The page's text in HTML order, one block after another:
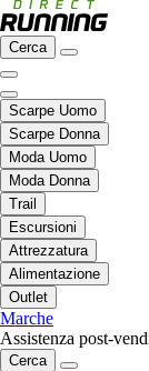
Cerca
Scarpe Uomo
Scarpe Donna
Moda Uomo
Moda Donna
Trail
Escursioni
Attrezzatura
Alimentazione
Outlet
Marche
Assistenza post-
Cerca